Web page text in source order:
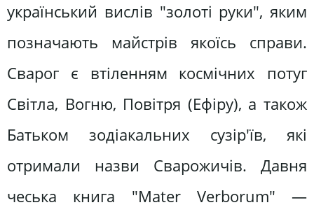
український вислів "золоті руки", яким
позначають майстрів якоїсь справи.
Сварог є втіленням космічних потуг
Світла, Вогню, Повітря (Ефіру), а також
Батьком зодіакальних сузір'їв, які
отримали назви Сварожичів. Давня
чеська книга "Mater Verborum" —